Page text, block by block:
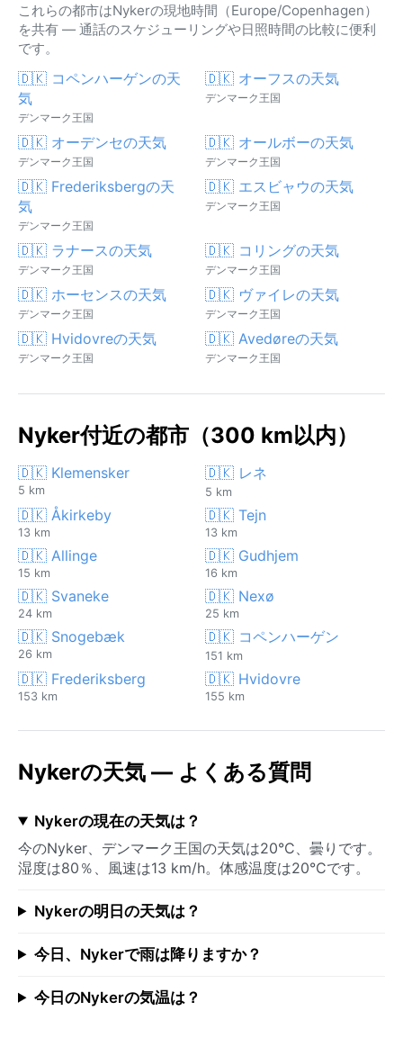
これらの都市はNykerの現地時間（Europe/Copenhagen）
を共有 — 通話のスケジューリングや日照時間の比較に便利
です。
🇩🇰 コペンハーゲンの天
気
デンマーク王国
🇩🇰 オーフスの天気
デンマーク王国
🇩🇰 オーデンセの天気
デンマーク王国
🇩🇰 オールボーの天気
デンマーク王国
🇩🇰 Frederiksbergの天
気
デンマーク王国
🇩🇰 エスビャウの天気
デンマーク王国
🇩🇰 ラナースの天気
デンマーク王国
🇩🇰 コリングの天気
デンマーク王国
🇩🇰 ホーセンスの天気
デンマーク王国
🇩🇰 ヴァイレの天気
デンマーク王国
🇩🇰 Hvidovreの天気
デンマーク王国
🇩🇰 Avedøreの天気
デンマーク王国
Nyker付近の都市（300 km以内）
🇩🇰 Klemensker
5 km
🇩🇰 レネ
5 km
🇩🇰 Åkirkeby
13 km
🇩🇰 Tejn
13 km
🇩🇰 Allinge
15 km
🇩🇰 Gudhjem
16 km
🇩🇰 Svaneke
24 km
🇩🇰 Nexø
25 km
🇩🇰 Snogebæk
26 km
🇩🇰 コペンハーゲン
151 km
🇩🇰 Frederiksberg
153 km
🇩🇰 Hvidovre
155 km
Nykerの天気 — よくある質問
Nykerの現在の天気は？
今のNyker、デンマーク王国の天気は20°C、曇りです。
湿度は80％、風速は13 km/h。体感温度は20°Cです。
Nykerの明日の天気は？
今日、Nykerで雨は降りますか？
今日のNykerの気温は？